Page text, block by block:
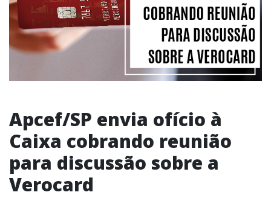
Apcef/SP envia ofício à
Caixa cobrando reunião
para discussão sobre a
Verocard